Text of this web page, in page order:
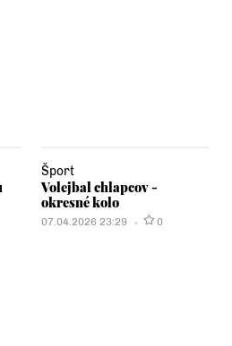
Šport
Volejbal chlapcov -
okresné kolo
07.04.2026 23:29 0